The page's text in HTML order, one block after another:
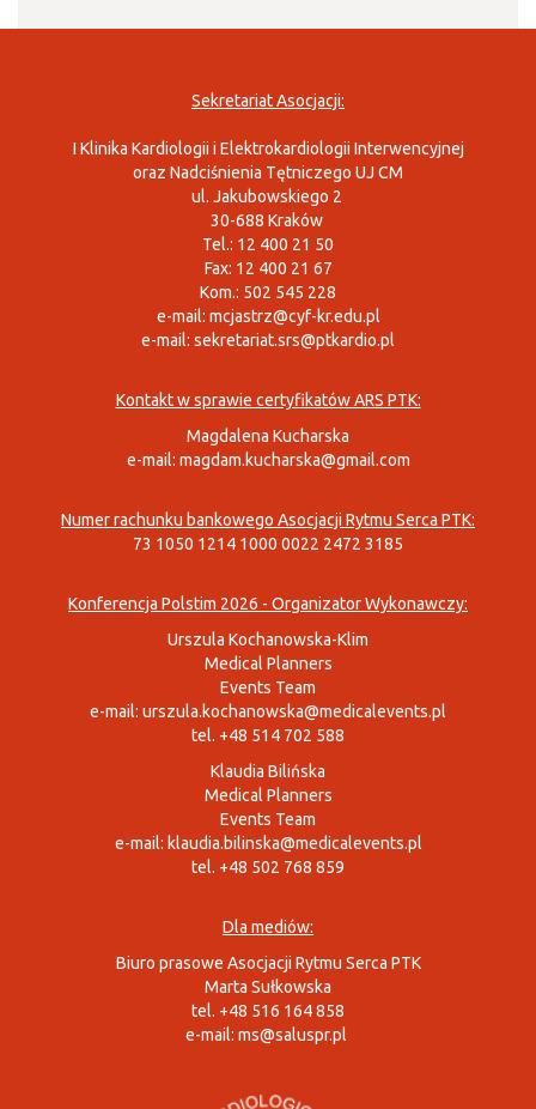
Sekretariat Asocjacji:
I Klinika Kardiologii i Elektrokardiologii Interwencyjnej
oraz Nadciśnienia Tętniczego UJ CM
ul. Jakubowskiego 2
30-688 Kraków
Tel.: 12 400 21 50
Fax: 12 400 21 67
Kom.: 502 545 228
e-mail: mcjastrz@cyf-kr.edu.pl
e-mail: sekretariat.srs@ptkardio.pl
Kontakt w sprawie certyfikatów ARS PTK:
Magdalena Kucharska
e-mail: magdam.kucharska@gmail.com
Numer rachunku bankowego Asocjacji Rytmu Serca PTK:
73 1050 1214 1000 0022 2472 3185
Konferencja Polstim 2026 - Organizator Wykonawczy:
Urszula Kochanowska-Klim
Medical Planners
Events Team
e-mail: urszula.kochanowska@medicalevents.pl
tel. +48 514 702 588
Klaudia Bilińska
Medical Planners
Events Team
e-mail: klaudia.bilinska@medicalevents.pl
tel. +48 502 768 859
Dla mediów:
Biuro prasowe Asocjacji Rytmu Serca PTK
Marta Sułkowska
tel. +48 516 164 858
e-mail: ms@saluspr.pl